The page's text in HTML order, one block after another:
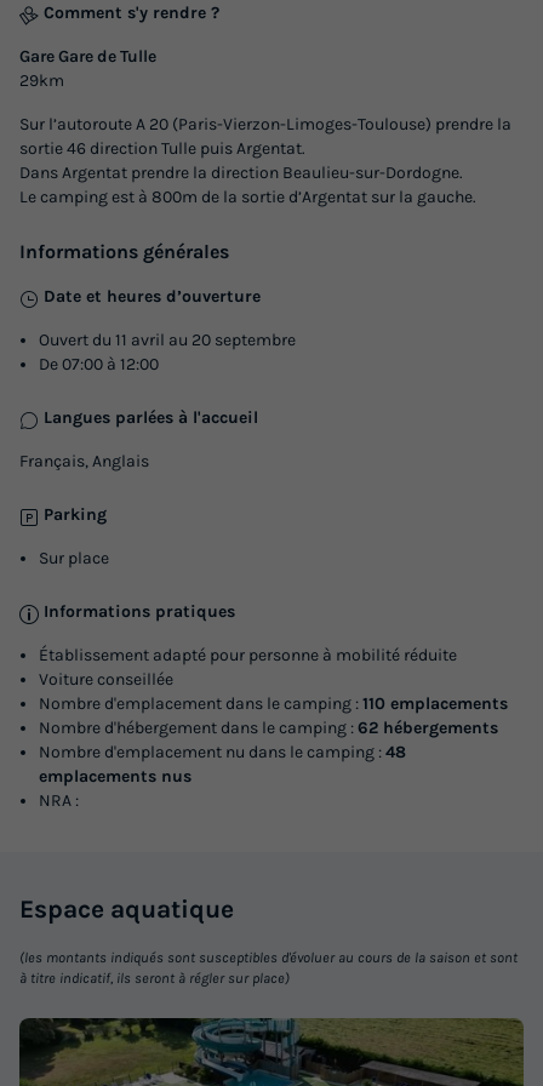
MOBILHOME 6 personnes - Mobil-home
Confort 27m² / 2 chambres (4-6pers) + TV +
Terrasse non couverte (Bord de rivière) 2/6
pers
Annulation gratuite
MOBILHOME 6 personnes - Mobil-home Confort 27m² / 2
de rivière) 2/6 pers
10/09/2026
Meilleur prix pour 7 nuits
Voir les logements
MOBILHOME 8 personnes - Mobil home
Confort 31m² / 3 chambres + TV + Terrasse
non couverte 6/8 pers
Annulation gratuite
Comment s'y rendre ?
Gare Gare de Tulle
29km
Sur l’autoroute A 20 (Paris-Vierzon-Limoges-Toulouse) prendre la
sortie 46 direction Tulle puis Argentat.
Dans Argentat prendre la direction Beaulieu-sur-Dordogne.
Le camping est à 800m de la sortie d’Argentat sur la gauche.
Informations générales
Date et heures d’ouverture
Ouvert du 11 avril au 20 septembre
De 07:00 à 12:00
Langues parlées à l'accueil
Français, Anglais
Parking
Sur place
Informations pratiques
Établissement adapté pour personne à mobilité réduite
Voiture conseillée
Nombre d'emplacement dans le camping :110 emplacements
Nombre d'hébergement dans le camping :62 hébergements
Nombre d'emplacement nu dans le camping :48
emplacements nus
NRA :
Espace aquatique
(les montants indiqués sont susceptibles d'évoluer au cours de la saison et sont
à titre indicatif, ils seront à régler sur place)